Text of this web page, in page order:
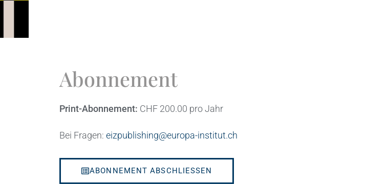
Abonnement
Print-Abonnement: CHF 200.00 pro Jahr
Bei Fragen: eizpublishing@europa-institut.ch
ABONNEMENT ABSCHLIESSEN